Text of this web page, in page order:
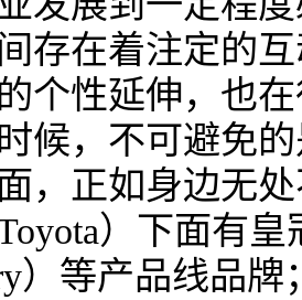
存在着注定的
个性延伸，也
候，不可避免
，正如身边无
）下面有
）等产品线品